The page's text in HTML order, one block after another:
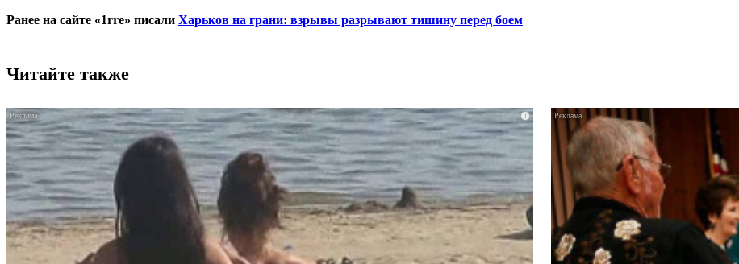
Ранее на сайте «1rre» писали Харьков на грани: взрывы разрывают тишину перед боем
Читайте также
i